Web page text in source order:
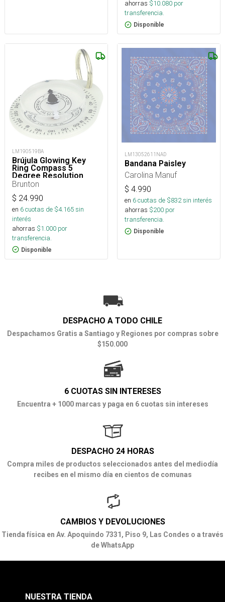
ahorras $10.080 por
transferencia.
Disponible
LM190519BA
Brújula Glowing Key
Ring Compass 5
Degree Resolution
Brunton
$ 24.990
en 6cuotas de $4.165sin
interés
ahorras $1.000 por
transferencia.
Disponible
LM13052611NAD
Bandana Paisley
Carolina Manuf
$ 4.990
en 6cuotas de $832sin interés
ahorras $200 por
transferencia.
Disponible
DESPACHO A TODO CHILE
Despachamos Gratis a Santiago y Regiones por compras sobre
$150.000
6 CUOTAS SIN INTERESES
Encuentra + 1000 marcas y paga en 6 cuotas sin intereses
DESPACHO 24 HORAS
Compra miles de productos seleccionados antes del mediodía
recibes en el mismo día en cientos de comunas
CAMBIOS Y DEVOLUCIONES
Tienda física en Av. Apoquindo 7331, Piso 9, Las Condes o a través
de WhatsApp
NUESTRA TIENDA